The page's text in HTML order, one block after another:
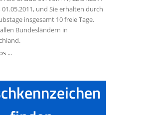
01.05.2011, und Sie erhalten durch
insgesamt 10 freie Tage.
Bundesländern in
...